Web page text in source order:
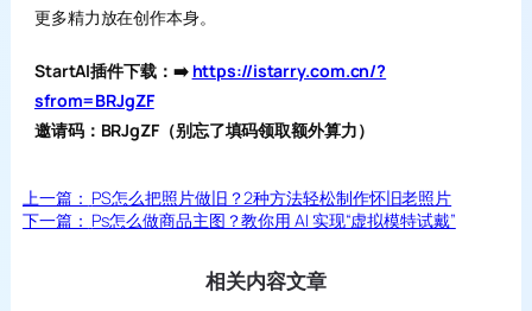
更多精力放在创作本身。
StartAI插件下载：➡️ https://istarry.com.cn/?
sfrom=BRJgZF
邀请码：BRJgZF（别忘了填码领取额外算力）
上一篇： PS怎么把照片做旧？2种方法轻松制作怀旧老照片
下一篇： Ps怎么做商品主图？教你用 AI 实现“虚拟模特试戴”
相关内容文章